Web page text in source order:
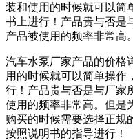
装和使用的时候就可以简
书上进行！产品贵与否是
产品被使用的频率非常高。
汽车水泵厂家产品的价格
用的时候就可以简单操作
行！产品贵与否是与厂家
使用的频率非常高。但是
购买的时候需要选择正规
按照说明书的指导进行！